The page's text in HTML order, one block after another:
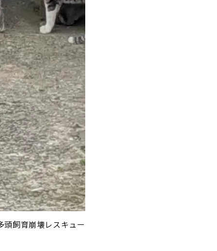
頭飼育崩壊レスキュー